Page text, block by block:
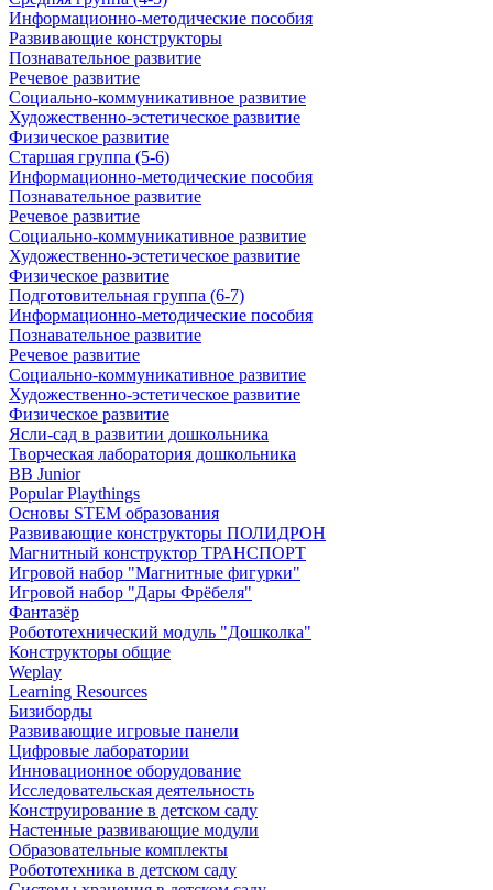
Информационно-методические пособия
Развивающие конструкторы
Познавательное развитие
Речевое развитие
Социально-коммуникативное развитие
Художественно-эстетическое развитие
Физическое развитие
Старшая группа (5-6)
Информационно-методические пособия
Познавательное развитие
Речевое развитие
Социально-коммуникативное развитие
Художественно-эстетическое развитие
Физическое развитие
Подготовительная группа (6-7)
Информационно-методические пособия
Познавательное развитие
Речевое развитие
Социально-коммуникативное развитие
Художественно-эстетическое развитие
Физическое развитие
Ясли-сад в развитии дошкольника
Творческая лаборатория дошкольника
BB Junior
Popular Playthings
Основы STEM образования
Развивающие конструкторы ПОЛИДРОН
Магнитный конструктор ТРАНСПОРТ
Игровой набор "Магнитные фигурки"
Игровой набор "Дары Фрёбеля"
Фантазёр
Робототехнический модуль "Дошколка"
Конструкторы общие
Weplay
Learning Resources
Бизиборды
Развивающие игровые панели
Цифровые лаборатории
Инновационное оборудование
Исследовательская деятельность
Конструирование в детском саду
Настенные развивающие модули
Образовательные комплекты
Робототехника в детском саду